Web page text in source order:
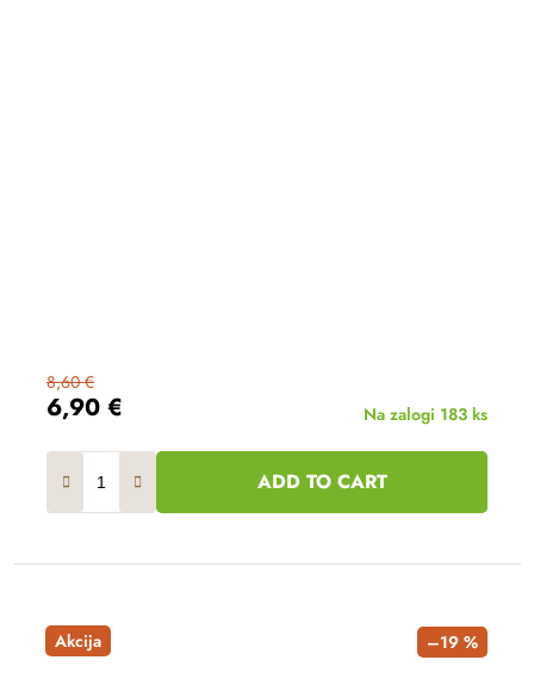
6,90 €
8,60 €
Na zalogi 183 ks
ADD TO CART
Akcija –19 %